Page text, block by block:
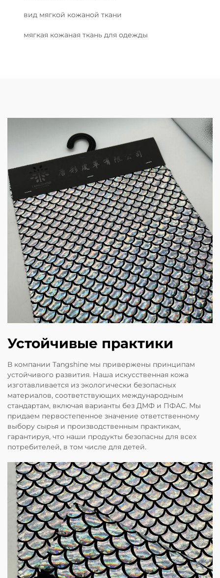
вид мягкой кожаной ткани
мягкая кожаная ткань для одежды
Устойчивые практики
В компании Tangshine мы привержены принципам
устойчивого развития. Наша искусственная кожа
изготавливается из экологически безопасных
материалов, соответствующих международным
стандартам, включая варианты без ДМФ и ПФАС. Мы
придаем первостепенное значение ответственному
выбору сырья и производственным практикам,
гарантируя, что наши продукты безопасны для всех
потребителей, в том числе для детей.